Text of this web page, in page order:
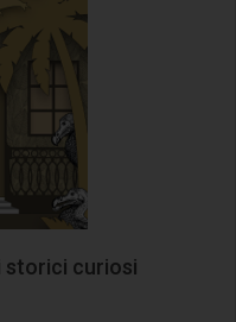
storici curiosi